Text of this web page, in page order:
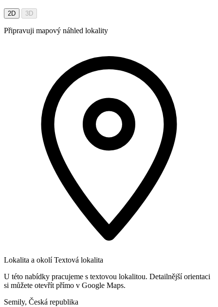
2D 3D
Připravuji mapový náhled lokality
Lokalita a okolí Textová lokalita
U této nabídky pracujeme s textovou lokalitou. Detailnější orientaci
si můžete otevřít přímo v Google Maps.
Semily, Česká republika